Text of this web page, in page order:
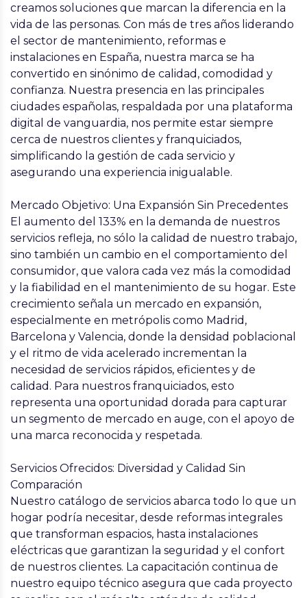
creamos soluciones que marcan la diferencia en la
vida de las personas. Con más de tres años liderando
el sector de mantenimiento, reformas e
instalaciones en España, nuestra marca se ha
convertido en sinónimo de calidad, comodidad y
confianza. Nuestra presencia en las principales
ciudades españolas, respaldada por una plataforma
digital de vanguardia, nos permite estar siempre
cerca de nuestros clientes y franquiciados,
simplificando la gestión de cada servicio y
asegurando una experiencia inigualable.
Mercado Objetivo: Una Expansión Sin Precedentes
El aumento del 133% en la demanda de nuestros
servicios refleja, no sólo la calidad de nuestro trabajo,
sino también un cambio en el comportamiento del
consumidor, que valora cada vez más la comodidad
y la fiabilidad en el mantenimiento de su hogar. Este
crecimiento señala un mercado en expansión,
especialmente en metrópolis como Madrid,
Barcelona y Valencia, donde la densidad poblacional
y el ritmo de vida acelerado incrementan la
necesidad de servicios rápidos, eficientes y de
calidad. Para nuestros franquiciados, esto
representa una oportunidad dorada para capturar
un segmento de mercado en auge, con el apoyo de
una marca reconocida y respetada.
Servicios Ofrecidos: Diversidad y Calidad Sin
Comparación
Nuestro catálogo de servicios abarca todo lo que un
hogar podría necesitar, desde reformas integrales
que transforman espacios, hasta instalaciones
eléctricas que garantizan la seguridad y el confort
de nuestros clientes. La capacitación continua de
nuestro equipo técnico asegura que cada proyecto